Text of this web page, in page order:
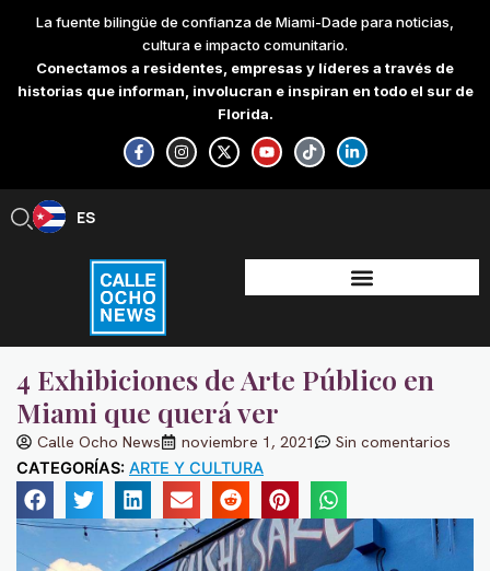
content
La fuente bilingüe de confianza de Miami-Dade para noticias,
cultura e impacto comunitario.
Conectamos a residentes, empresas y líderes a través de
historias que informan, involucran e inspiran en todo el sur de
Florida.
F
a
c
e
-
f
I
n
s
t
X
-
t
w
Y
o
u
t
T
i
k
t
L
i
n
k
-
i
n
ES
EN
4 Exhibiciones de Arte Público en
Miami que querá ver
Calle Ocho News noviembre 1, 2021 Sin comentarios
CATEGORÍAS: ARTE Y CULTURA